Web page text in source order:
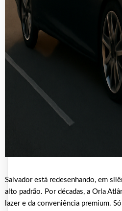
Salvador está redesenhando, em
alto padrão. Por décadas, a Orla
lazer e da conveniência premium.